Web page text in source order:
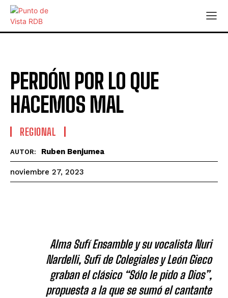
PERDÓN POR LO QUE
HACEMOS MAL
REGIONAL
AUTOR: Ruben Benjumea
noviembre 27, 2023
Alma Sufí Ensamble y su vocalista Nuri
Nardelli, Sufi de Colegiales y León Gieco
graban el clásico “Sólo le pido a Dios”,
propuesta a la que se sumó el cantante